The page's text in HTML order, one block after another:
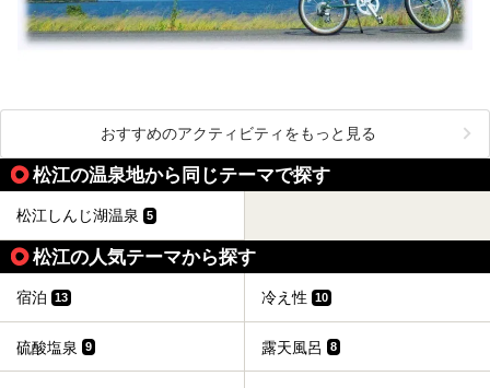
おすすめのアクティビティをもっと見る
松江の温泉地から同じテーマで探す
松江しんじ湖温泉 5
松江の人気テーマから探す
宿泊 13 冷え性 10
硫酸塩泉 9 露天風呂 8